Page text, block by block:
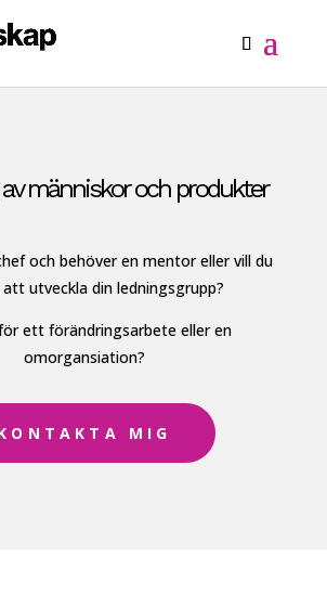
människor och produkter
och behöver en mentor eller vill du
utveckla din ledningsgrupp?
ett förändringsarbete eller en
omorgansiation?
MIG